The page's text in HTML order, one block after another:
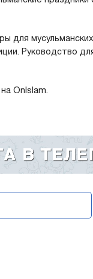
для
Руководство
OnIslam.